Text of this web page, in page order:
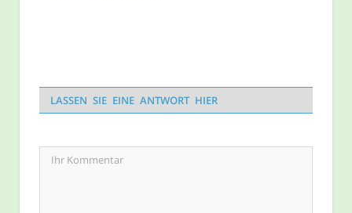
LASSEN SIE EINE ANTWORT HIER